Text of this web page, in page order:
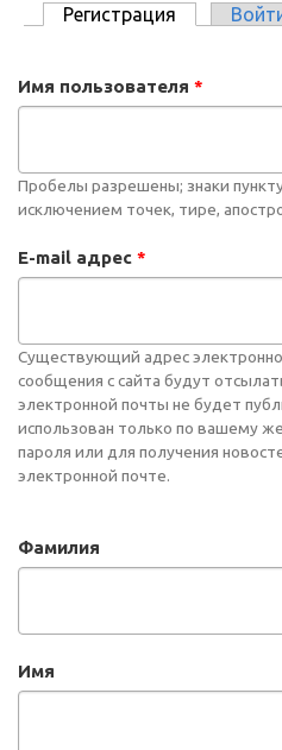
Регистрация (активная
Имя пользователя *
Пробелы разрешены; знаки
исключением точек, тире,
E-mail адрес *
Существующий адрес
сообщения с сайта будут
электронной почты не будет
использован только по вашему
пароля или для получения
электронной почте.
Фамилия
Имя